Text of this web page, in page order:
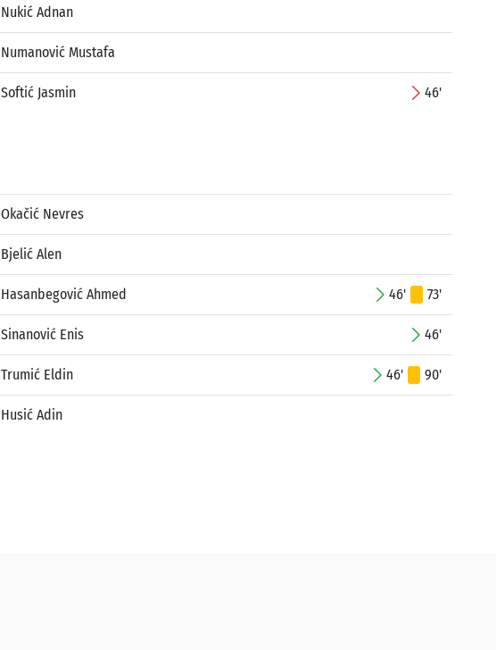
Nukić Adnan
Numanović Mustafa
Softić Jasmin 46'
Okačić Nevres
Bjelić Alen
Hasanbegović Ahmed 46' 73'
Sinanović Enis 46'
Trumić Eldin 46' 90'
Husić Adin